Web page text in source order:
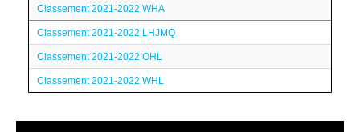
Classement 2021-2022 WHA
Classement 2021-2022 LHJMQ
Classement 2021-2022 OHL
Classement 2021-2022 WHL